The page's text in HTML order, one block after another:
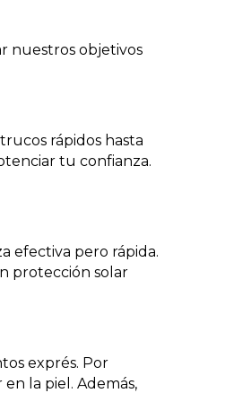
nuestros objetivos
rápidos hasta
tu confianza.
efectiva pero rápida.
protección solar
exprés. Por
la piel. Además,